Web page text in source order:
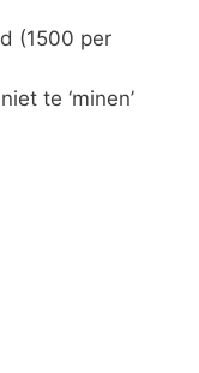
(1500 per
te ‘minen’